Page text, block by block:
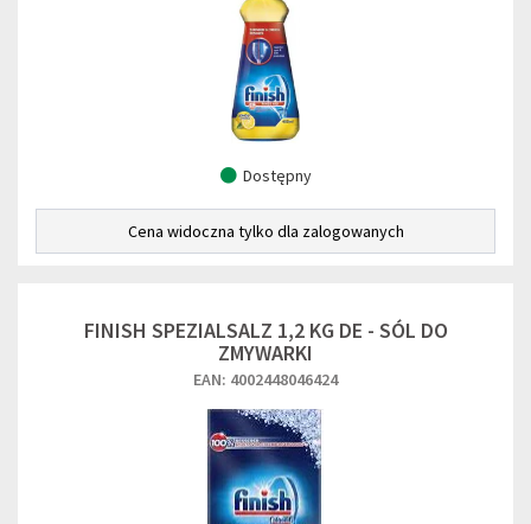
Dostępny
Cena widoczna tylko dla zalogowanych
FINISH SPEZIALSALZ 1,2 KG DE - SÓL DO
ZMYWARKI
EAN: 4002448046424